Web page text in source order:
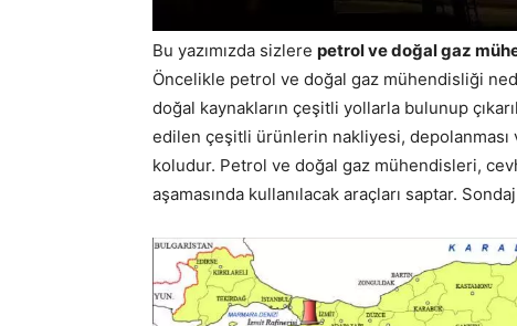
Bu yazımızda sizlere petrol ve doğal gaz
Öncelikle petrol ve doğal gaz mühendisliği
doğal kaynakların çeşitli yollarla bulunup
edilen çeşitli ürünlerin nakliyesi, depolanması
koludur. Petrol ve doğal gaz mühendisleri,
aşamasında kullanılacak araçları saptar.